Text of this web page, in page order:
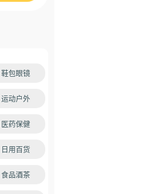
鞋包眼镜
运动户外
医药保健
日用百货
食品酒茶